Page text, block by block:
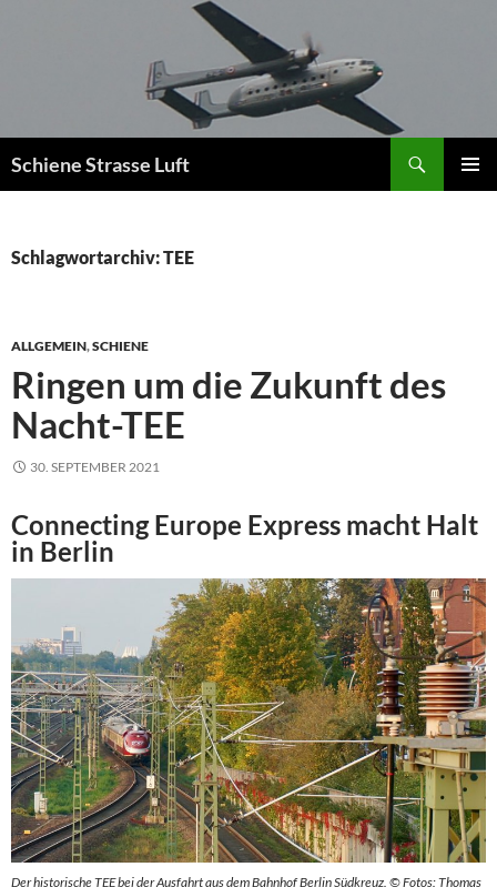
Schiene Strasse Luft
Schlagwortarchiv: TEE
ALLGEMEIN,SCHIENE
Ringen um die Zukunft des
Nacht-TEE
30. SEPTEMBER 2021
Connecting Europe Express macht Halt
in Berlin
Der historische TEE bei der Ausfahrt aus dem Bahnhof Berlin Südkreuz. © Fotos: Thomas